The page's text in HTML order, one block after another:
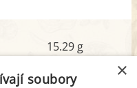
15.29 g
5.11 g
×
soubory